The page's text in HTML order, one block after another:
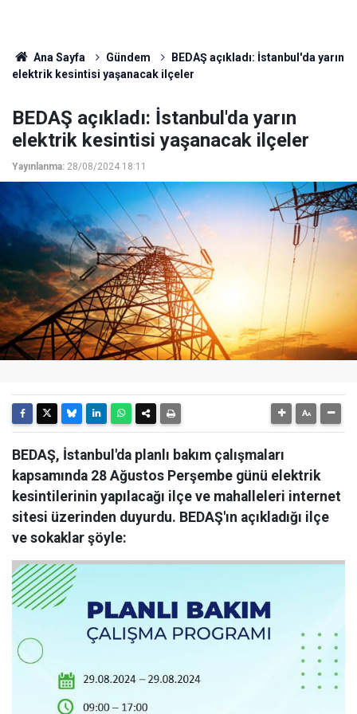
Ana Sayfa Gündem
BEDAŞ açıkladı: İstanbul'da yarın
elektrik kesintisi yaşanacak ilçeler
BEDAŞ açıkladı: İstanbul'da yarın
elektrik kesintisi yaşanacak ilçeler
Yayınlanma: 28/08/2024 18:11
BEDAŞ, İstanbul'da planlı bakım çalışmaları
kapsamında 28 Ağustos Perşembe günü elektrik
kesintilerinin yapılacağı ilçe ve mahalleleri internet
sitesi üzerinden duyurdu. BEDAŞ'ın açıkladığı ilçe
ve sokaklar şöyle: